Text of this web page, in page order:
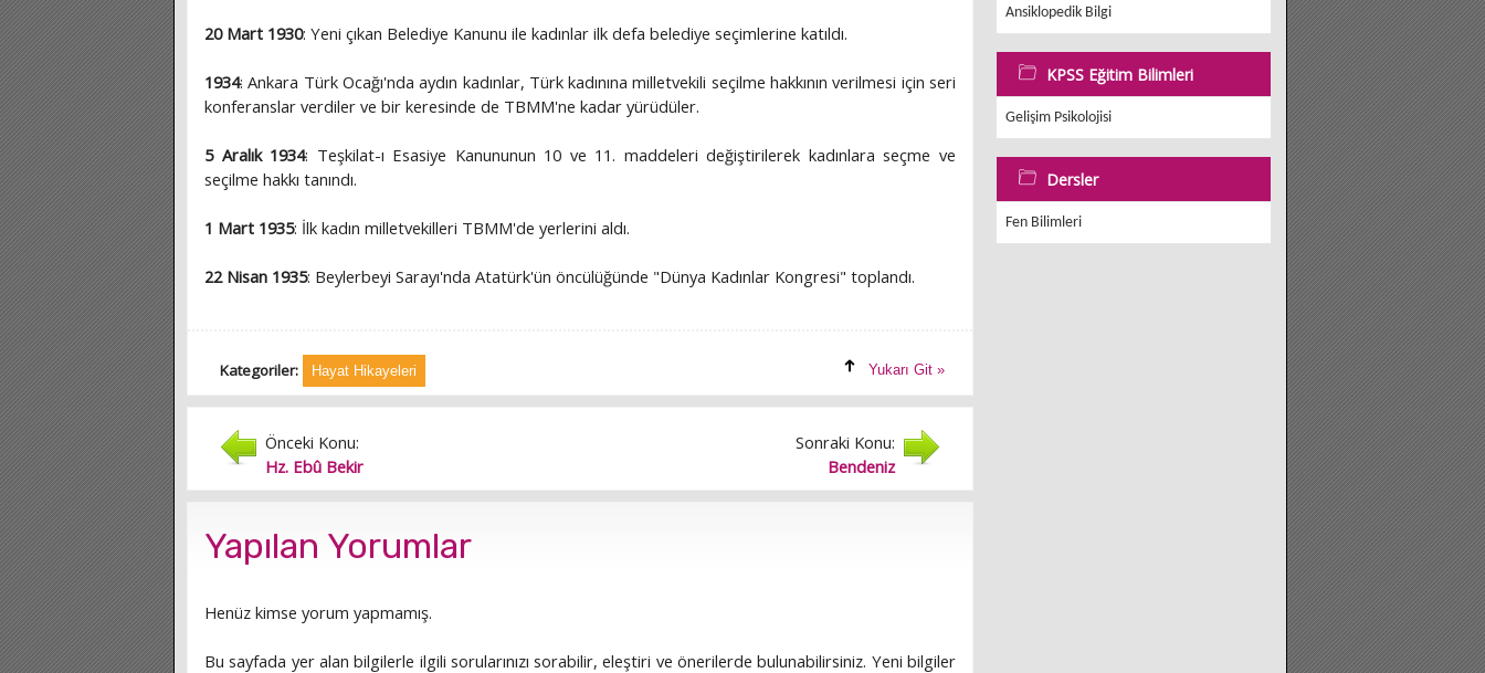
20 Mart 1930: Yeni çıkan Belediye Kanunu ile kadınlar ilk defa belediye seçimlerine katıldı.
1934: Ankara Türk Ocağı'nda aydın kadınlar, Türk kadınına milletvekili seçilme hakkının verilmesi için seri
konferanslar verdiler ve bir keresinde de TBMM'ne kadar yürüdüler.
5 Aralık 1934: Teşkilat-ı Esasiye Kanununun 10 ve 11. maddeleri değiştirilerek kadınlara seçme ve
seçilme hakkı tanındı.
1 Mart 1935: İlk kadın milletvekilleri TBMM'de yerlerini aldı.
22 Nisan 1935: Beylerbeyi Sarayı'nda Atatürk'ün öncülüğünde "Dünya Kadınlar Kongresi" toplandı.
Kategoriler: Hayat Hikayeleri Yukarı Git »
Önceki Konu:
Hz. Ebû Bekir
Sonraki Konu:
Bendeniz
Yapılan Yorumlar
Henüz kimse yorum yapmamış.
Bu sayfada yer alan bilgilerle ilgili sorularınızı sorabilir, eleştiri ve önerilerde bulunabilirsiniz. Yeni bilgiler
Ansiklopedik Bilgi
KPSS Eğitim Bilimleri
Gelişim Psikolojisi
Dersler
Fen Bilimleri